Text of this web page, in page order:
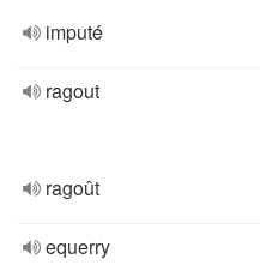
imputé
ragout
ragoût
equerry